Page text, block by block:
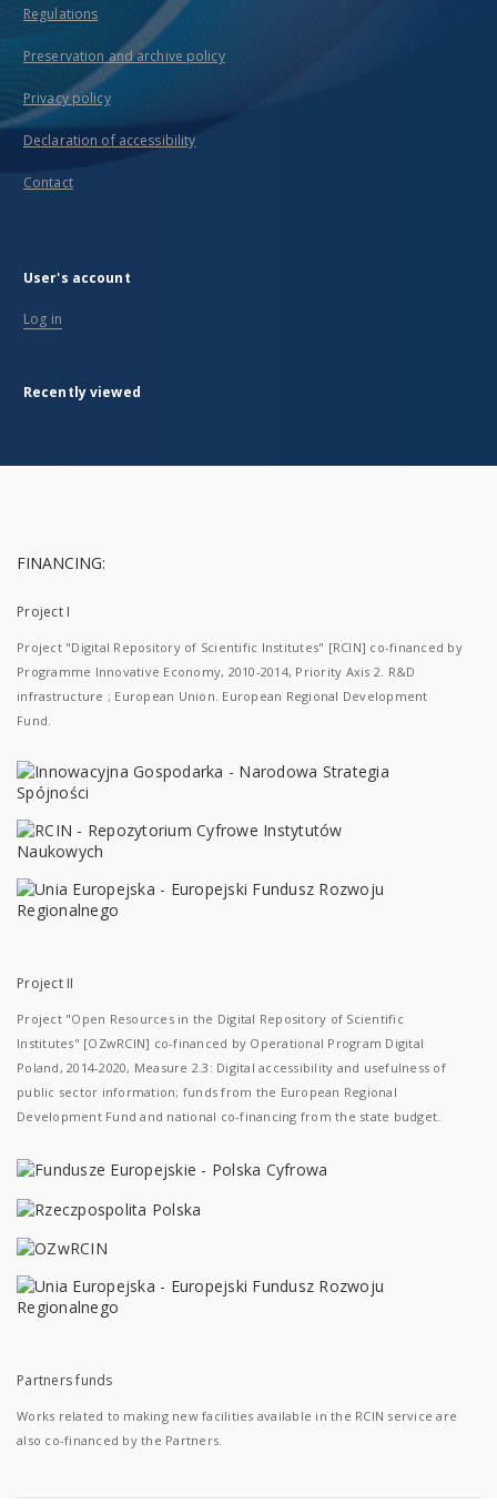
Regulations
Preservation and archive policy
Privacy policy
Declaration of accessibility
Contact
User's account
Log in
Recently viewed
FINANCING:
Project I
Project "Digital Repository of Scientific Institutes" [RCIN] co-financed by
Programme Innovative Economy, 2010-2014, Priority Axis 2. R&D
infrastructure ; European Union. European Regional Development
Fund.
Project II
Project "Open Resources in the Digital Repository of Scientific
Institutes" [OZwRCIN] co-financed by Operational Program Digital
Poland, 2014-2020, Measure 2.3: Digital accessibility and usefulness of
public sector information; funds from the European Regional
Development Fund and national co-financing from the state budget.
Partners funds
Works related to making new facilities available in the RCIN service are
also co-financed by the Partners.